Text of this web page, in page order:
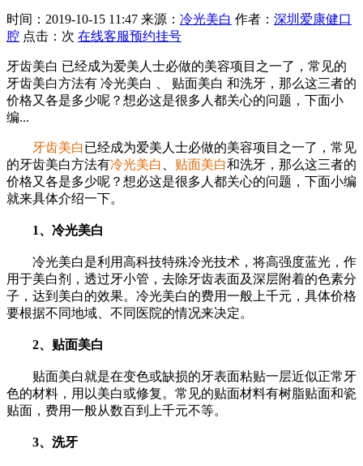
时间：2019-10-15 11:47 来源： 冷光美白 作者： 深圳爱康健口
腔 点击： 次 在线客服预约挂号
牙齿美白 已经成为爱美人士必做的美容项目之一了，常见的
牙齿美白方法有 冷光美白 、 贴面美白 和洗牙，那么这三者的
价格又各是多少呢？想必这是很多人都关心的问题，下面小
编...
牙齿美白已经成为爱美人士必做的美容项目之一了，常见
的牙齿美白方法有冷光美白 贴面美白和洗牙，那么这三者的
价格又各是多少呢？想必这是很多人都关心的问题，下面小编
就来具体介绍一下。
1、冷光美白
冷光美白是利用高科技特殊冷光技术，将高强度蓝光，作
用于美白剂，透过牙小管，去除牙齿表面及深层附着的色素分
子，达到美白的效果。冷光美白的费用一般上千元，具体价格
要根据不同地域、不同医院的情况来决定。
2、贴面美白
贴面美白就是在变色或缺损的牙表面粘贴一层近似正常牙
色的材料，用以美白或修复。常见的贴面材料有树脂贴面和瓷
贴面，费用一般从数百到上千元不等。
3、洗牙